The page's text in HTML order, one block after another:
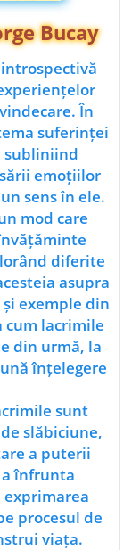
Bucay
În
suferinței
subliniind
emoțiilor
sens în ele.
mod care
diferite
asupra
exemple din
lacrimile
din urmă, la
înțelegere
sunt
slăbiciune,
a puterii
înfrunta
exprimarea
procesul de
viața.